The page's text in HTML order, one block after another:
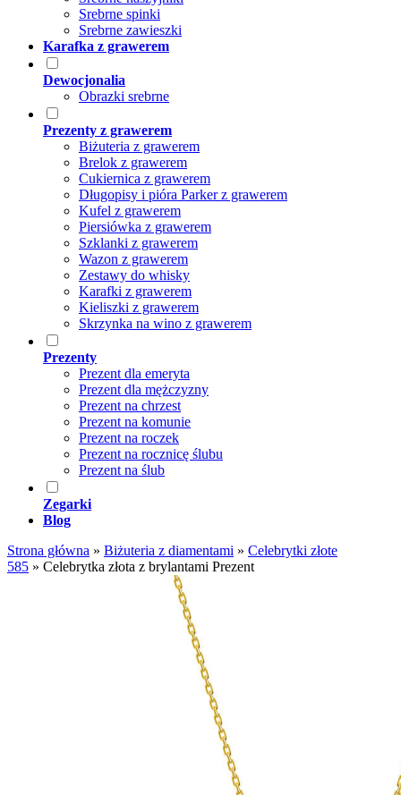
Srebrne spinki
Srebrne zawieszki
Karafka z grawerem
Dewocjonalia
Obrazki srebrne
Prezenty z grawerem
Biżuteria z grawerem
Brelok z grawerem
Cukiernica z grawerem
Długopisy i pióra Parker z grawerem
Kufel z grawerem
Piersiówka z grawerem
Szklanki z grawerem
Wazon z grawerem
Zestawy do whisky
Karafki z grawerem
Kieliszki z grawerem
Skrzynka na wino z grawerem
Prezenty
Prezent dla emeryta
Prezent dla mężczyzny
Prezent na chrzest
Prezent na komunie
Prezent na roczek
Prezent na rocznicę ślubu
Prezent na ślub
Zegarki
Blog
Strona główna » Biżuteria z diamentami » Celebrytki złote
585 » Celebrytka złota z brylantami Prezent